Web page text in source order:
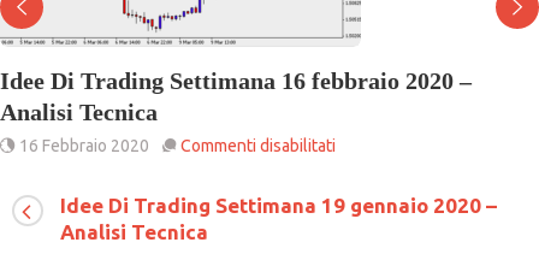
Idee Di Trading Settimana 16 febbraio 2020 –
Analisi Tecnica
16 Febbraio 2020 Commenti disabilitati
Trading
Idee Di Trading Settimana 19 gennaio 2020 –
Analisi Tecnica